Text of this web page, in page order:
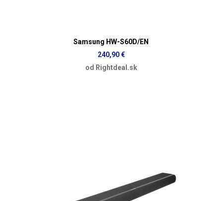
Samsung HW-S60D/EN
240,90 €
od Rightdeal.sk